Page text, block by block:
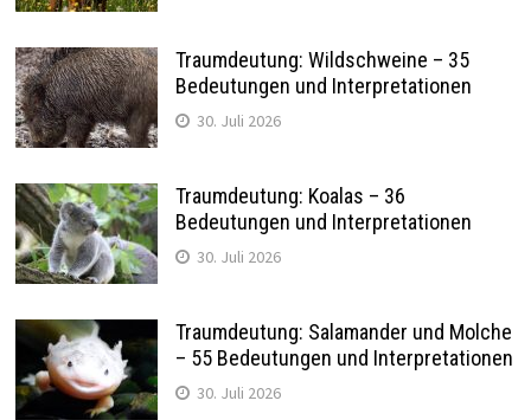
Traumdeutung: Wildschweine – 35
Bedeutungen und Interpretationen
30. Juli 2026
Traumdeutung: Koalas – 36
Bedeutungen und Interpretationen
30. Juli 2026
Traumdeutung: Salamander und Molche
– 55 Bedeutungen und Interpretationen
30. Juli 2026